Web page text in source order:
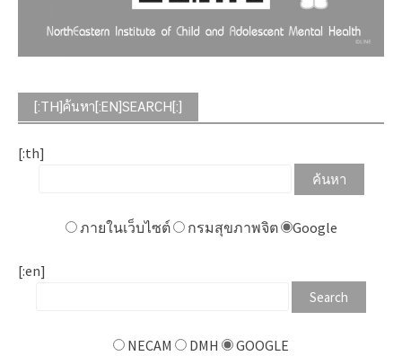
[:TH]ค้นหา[:EN]SEARCH[:]
[:th]
ภายในเว็บไซต์ กรมสุขภาพจิต Google
[:en]
NECAM DMH GOOGLE